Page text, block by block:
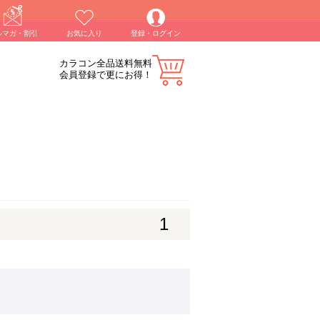
マガ・割引 お気に入り 登録・ログイン
カラコン全品送料無料
会員登録で更にお得！
1